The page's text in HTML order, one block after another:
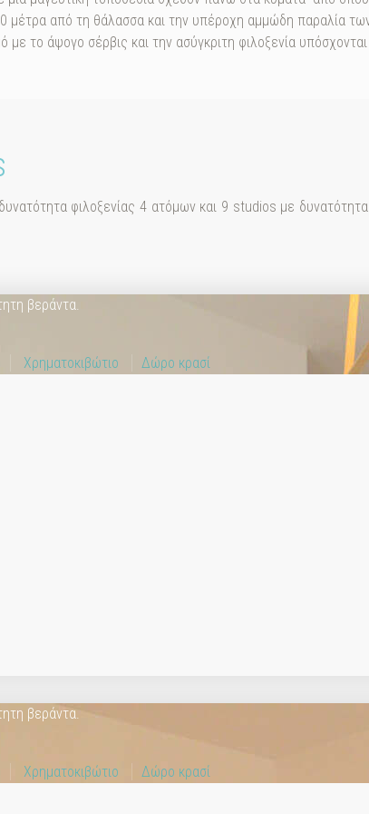
μέτρα από τη θάλασσα και την υπέροχη αμμώδη παραλία
με το άψογο σέρβις και την ασύγκριτη φιλοξενία
φιλοξενίας 4 ατόμων και 9 studios με
βεράντα.
Χρηματοκιβώτιο Δώρο κρασί
βεράντα.
Χρηματοκιβώτιο Δώρο κρασί